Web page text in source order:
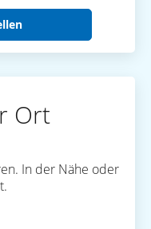
Ort
In der Nähe oder